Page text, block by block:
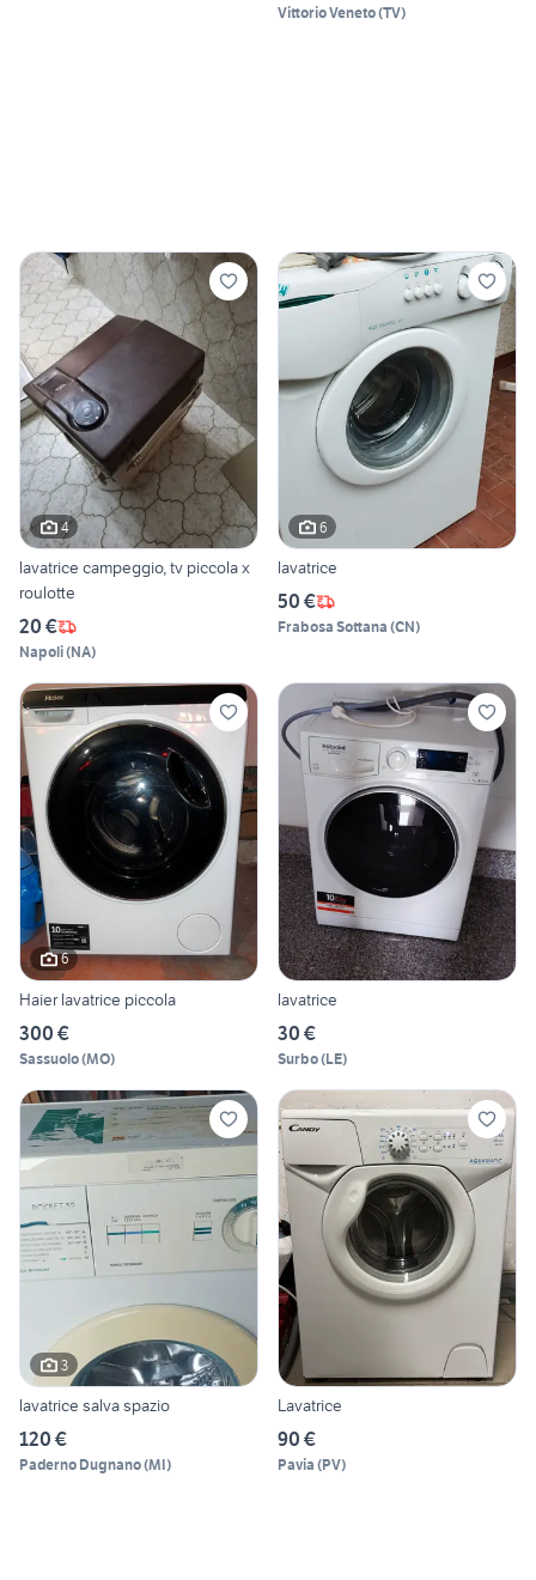
Vittorio Veneto(TV)
4
lavatrice campeggio, tv piccola x
roulotte
20 €
Napoli(NA)
6
lavatrice
50 €
Frabosa Sottana (CN)
6
Haier lavatrice piccola
300 €
Sassuolo(MO)
lavatrice
30 €
Surbo(LE)
3
lavatrice salva spazio
120 €
Paderno Dugnano(MI)
Lavatrice
90 €
Pavia (PV)